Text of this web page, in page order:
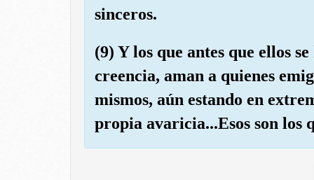
sinceros.
(9) Y los que antes que ellos
creencia, aman a quienes
mismos, aún estando en
propia avaricia...Esos son los